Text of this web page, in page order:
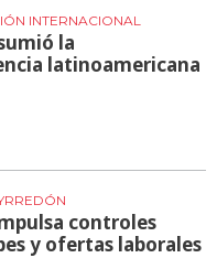
INTERNACIONAL
la
latinoamericana
controles
y ofertas laborales